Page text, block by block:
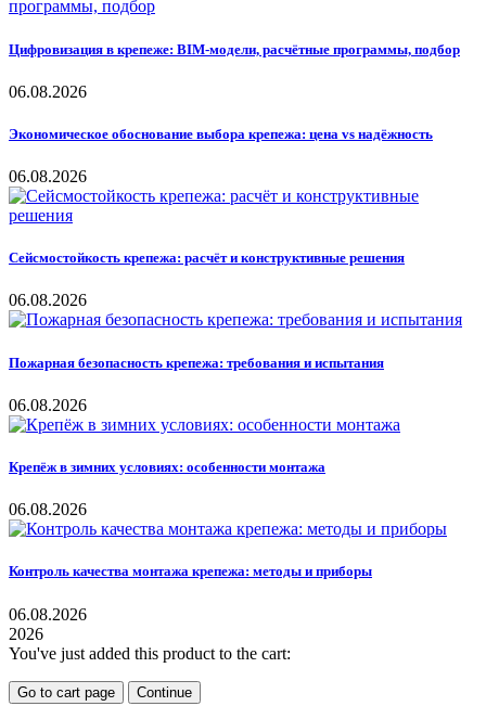
Цифровизация в крепеже: BIM-модели, расчётные программы, подбор
06.08.2026
Экономическое обоснование выбора крепежа: цена vs надёжность
06.08.2026
Сейсмостойкость крепежа: расчёт и конструктивные решения
06.08.2026
Пожарная безопасность крепежа: требования и испытания
06.08.2026
Крепёж в зимних условиях: особенности монтажа
06.08.2026
Контроль качества монтажа крепежа: методы и приборы
06.08.2026
2026
You've just added this product to the cart:
Go to cart page Continue